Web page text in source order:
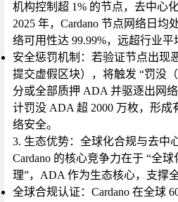
机构控制超 1% 的节点，去中心
2025 年，Cardano 节点网络日均
络可用性达 99.99%，远超行业平
安全惩罚机制 ：若验证节点出现
提交虚假区块），将触发 “罚没
分或全部质押 ADA 并驱逐出网
计罚没 ADA 超 2000 万枚，形成
络安全。
3. 生态优势：全球化合规与去中
Cardano 的核心竞争力在于 “全
理”，ADA 作为生态核心，支撑
全球合规认证 ：Cardano 在全球